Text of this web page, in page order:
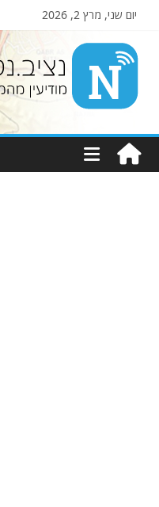
יום שני, מרץ 2, 2026
Nziv.net
מודיעין
מהמקורות